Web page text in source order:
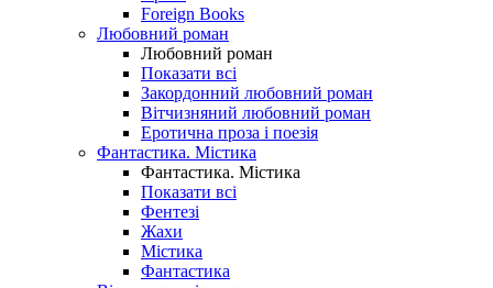
Foreign Books
Любовний роман
Любовний роман
Показати всі
Закордонний любовний роман
Вітчизняний любовний роман
Еротична проза і поезія
Фантастика. Містика
Фантастика. Містика
Показати всі
Фентезі
Жахи
Містика
Фантастика